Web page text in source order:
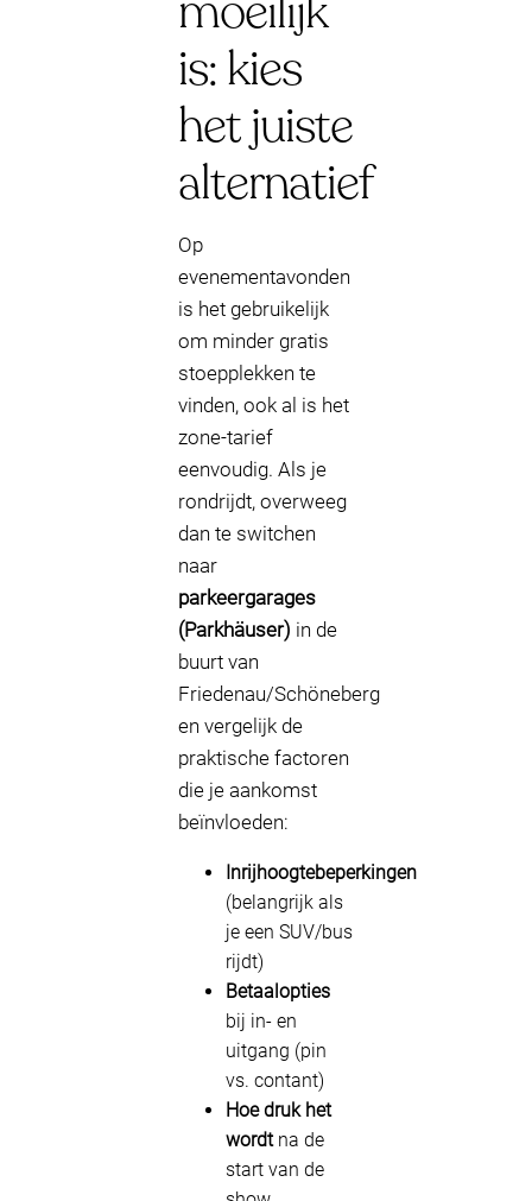
is: kies
het juiste
alternatief
Op
evenementavonden
is het gebruikelijk
om minder gratis
stoepplekken te
vinden, ook al is het
zone-tarief
eenvoudig. Als je
rondrijdt, overweeg
dan te switchen
naar
parkeergarages
(Parkhäuser) in de
buurt van
Friedenau/Schöneberg
en vergelijk de
praktische factoren
die je aankomst
beïnvloeden:
Inrijhoogtebeperkingen
(belangrijk als
je een SUV/bus
rijdt)
Betaalopties
bij in- en
uitgang (pin
vs. contant)
Hoe druk het
wordtna de
start van de